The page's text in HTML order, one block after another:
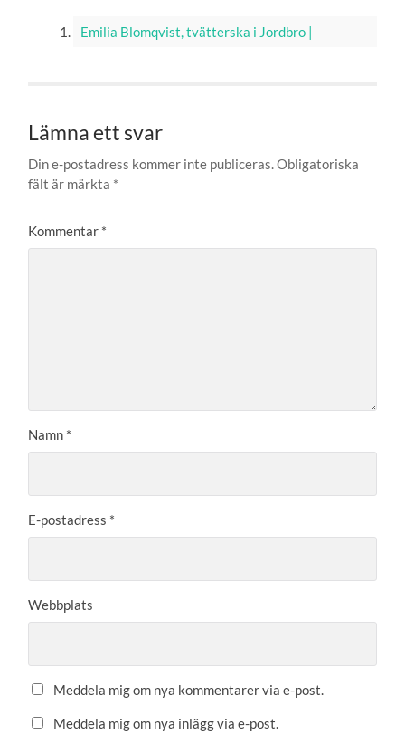
Emilia Blomqvist, tvätterska i Jordbro |
Lämna ett svar
Din e-postadress kommer inte publiceras.Obligatoriska
fält är märkta *
Kommentar *
Namn *
E-postadress *
Webbplats
Meddela mig om nya kommentarer via e-post.
Meddela mig om nya inlägg via e-post.